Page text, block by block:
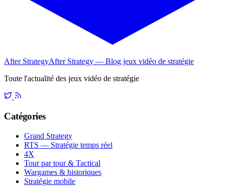
After StrategyAfter Strategy — Blog jeux vidéo de stratégie
Toute l'actualité des jeux vidéo de stratégie
Catégories
Grand Strategy
RTS — Stratégie temps réel
4X
Tour par tour & Tactical
Wargames & historiques
Stratégie mobile